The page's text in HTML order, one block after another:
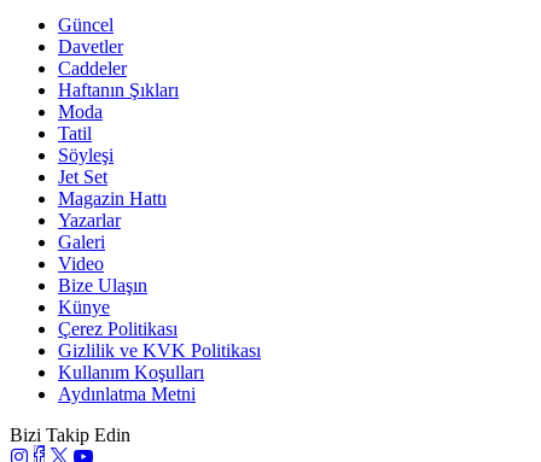
Güncel
Davetler
Caddeler
Haftanın Şıkları
Moda
Tatil
Söyleşi
Jet Set
Magazin Hattı
Yazarlar
Galeri
Video
Bize Ulaşın
Künye
Çerez Politikası
Gizlilik ve KVK Politikası
Kullanım Koşulları
Aydınlatma Metni
Bizi Takip Edin